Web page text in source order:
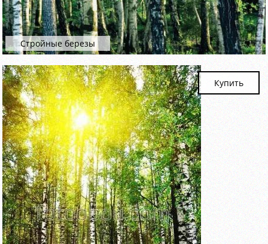
Стройные березы
Купить